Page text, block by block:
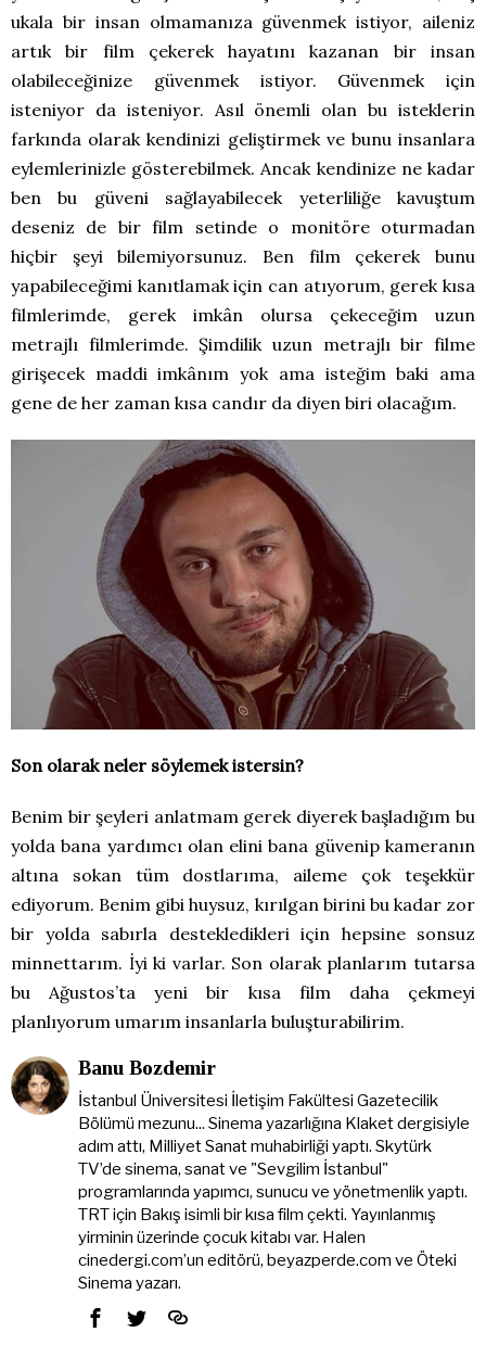
ukala bir insan olmamanıza güvenmek istiyor, aileniz
artık bir film çekerek hayatını kazanan bir insan
olabileceğinize güvenmek istiyor. Güvenmek için
isteniyor da isteniyor. Asıl önemli olan bu isteklerin
farkında olarak kendinizi geliştirmek ve bunu insanlara
eylemlerinizle gösterebilmek. Ancak kendinize ne kadar
ben bu güveni sağlayabilecek yeterliliğe kavuştum
deseniz de bir film setinde o monitöre oturmadan
hiçbir şeyi bilemiyorsunuz. Ben film çekerek bunu
yapabileceğimi kanıtlamak için can atıyorum, gerek kısa
filmlerimde, gerek imkân olursa çekeceğim uzun
metrajlı filmlerimde. Şimdilik uzun metrajlı bir filme
girişecek maddi imkânım yok ama isteğim baki ama
gene de her zaman kısa candır da diyen biri olacağım.
Son olarak neler söylemek istersin?
Benim bir şeyleri anlatmam gerek diyerek başladığım bu
yolda bana yardımcı olan elini bana güvenip kameranın
altına sokan tüm dostlarıma, aileme çok teşekkür
ediyorum. Benim gibi huysuz, kırılgan birini bu kadar zor
bir yolda sabırla destekledikleri için hepsine sonsuz
minnettarım. İyi ki varlar. Son olarak planlarım tutarsa
bu Ağustos’ta yeni bir kısa film daha çekmeyi
planlıyorum umarım insanlarla buluşturabilirim.
Banu Bozdemir
İstanbul Üniversitesi İletişim Fakültesi Gazetecilik
Bölümü mezunu... Sinema yazarlığına Klaket dergisiyle
adım attı, Milliyet Sanat muhabirliği yaptı. Skytürk
TV’de sinema, sanat ve "Sevgilim İstanbul"
programlarında yapımcı, sunucu ve yönetmenlik yaptı.
TRT için Bakış isimli bir kısa film çekti. Yayınlanmış
yirminin üzerinde çocuk kitabı var. Halen
cinedergi.com’un editörü, beyazperde.com ve Öteki
Sinema yazarı.